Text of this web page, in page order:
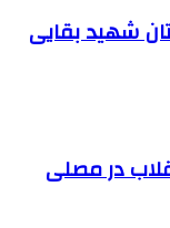
شهید بقایی
در مصلی